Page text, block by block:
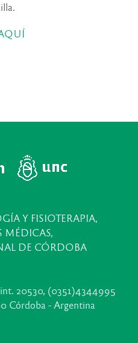
Y FISIOTERAPIA,
MÉDICAS,
DE CÓRDOBA
20530, (0351)4344995
Córdoba - Argentina